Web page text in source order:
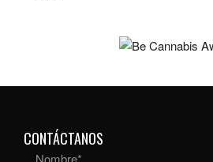
CONTÁCTANOS
Nombre*